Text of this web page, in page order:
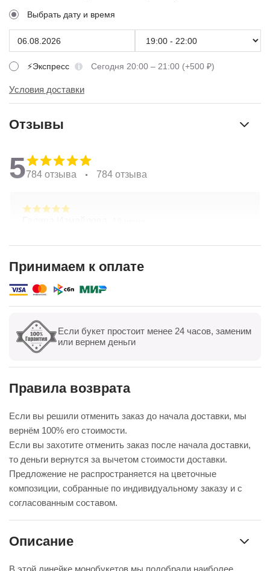
Выбрать дату и время
⚡Экспресс Сегодня 20:00 – 21:00 (+500 ₽)
Условия доставки
Отзывы
5784 отзыва 784 отзыва
городе, заказываю через приложение. Всегда
доставка. Огромное спасибо за настроение
Показать все Оставить отзыв
Принимаем к оплате
Если букет простоит менее 24 часов, заменим
или вернем деньги
Правила возврата
Если вы решили отменить заказ до начала доставки, мы
вернём 100% его стоимости.
Если вы захотите отменить заказ после начала доставки,
то деньги вернутся за вычетом стоимости доставки.
Предложение не распространяется на цветочные
композиции, собранные по индивидуальному заказу и с
согласованным составом.
Описание
В этой линейке монобукетов мы подобрали наиболее